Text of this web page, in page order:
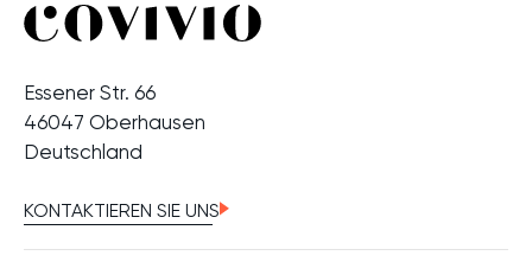
Essener Str. 66
46047 Oberhausen
Deutschland
KONTAKTIEREN SIE UNS